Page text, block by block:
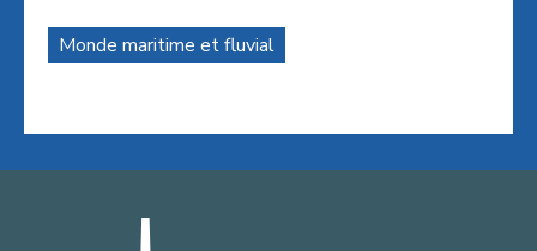
Monde maritime et fluvial